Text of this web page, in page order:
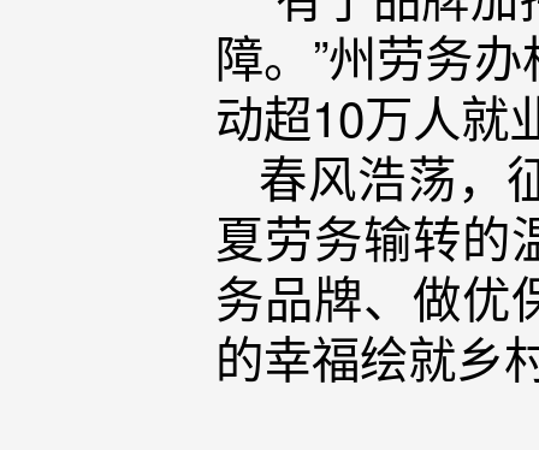
障。”州劳务
动超10万人就
春风浩荡，
夏劳务输转的
务品牌、做优
的幸福绘就乡